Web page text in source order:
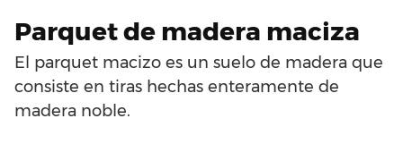
Parquet de madera maciza
El parquet macizo es un suelo de madera que
consiste en tiras hechas enteramente de
madera noble.